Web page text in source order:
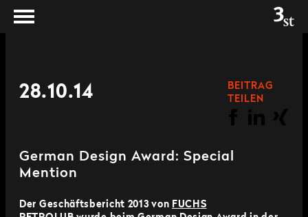
28.10.14
BEITRAG
TEILEN
German Design Award: Special
Mention
Der Geschäftsbericht 2013 von FUCHS